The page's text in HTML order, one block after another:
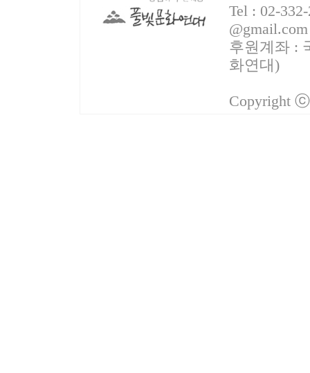
Tel : 02-
@gmail.com
후원계좌 :
화연대)
Copyright